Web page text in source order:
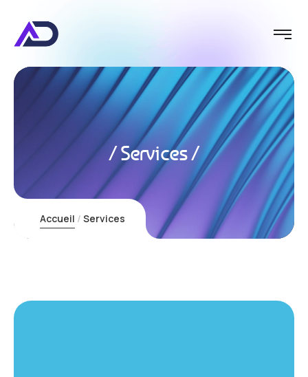
Services
Accueil Services